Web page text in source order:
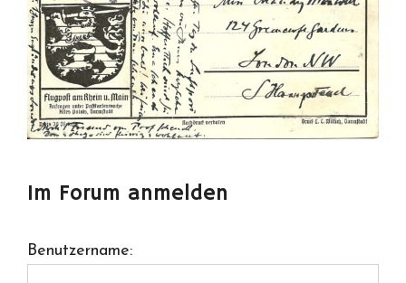
Im Forum anmelden
Benutzername: